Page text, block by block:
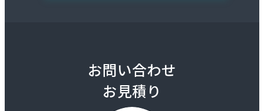
お問い合わせ
お見積り